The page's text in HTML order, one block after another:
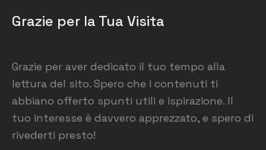
Grazie per la Tua Visita
Grazie per aver dedicato il tuo tempo alla
lettura del sito. Spero che i contenuti ti
abbiano offerto spunti utili e ispirazione. Il
tuo interesse è davvero apprezzato, e spero di
rivederti presto!